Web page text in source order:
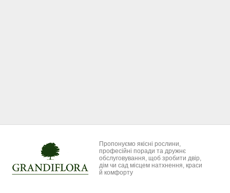
Пропонуємо якісні рослини,
професійні поради та дружнє
обслуговування, щоб зробити двір,
дім чи сад місцем натхнення, краси
й комфорту